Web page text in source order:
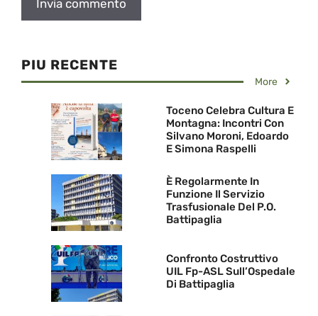
PIU RECENTE
More
Toceno Celebra Cultura E
Montagna: Incontri Con
Silvano Moroni, Edoardo
E Simona Raspelli
È Regolarmente In
Funzione Il Servizio
Trasfusionale Del P.O.
Battipaglia
Confronto Costruttivo
UIL Fp-ASL Sull’Ospedale
Di Battipaglia